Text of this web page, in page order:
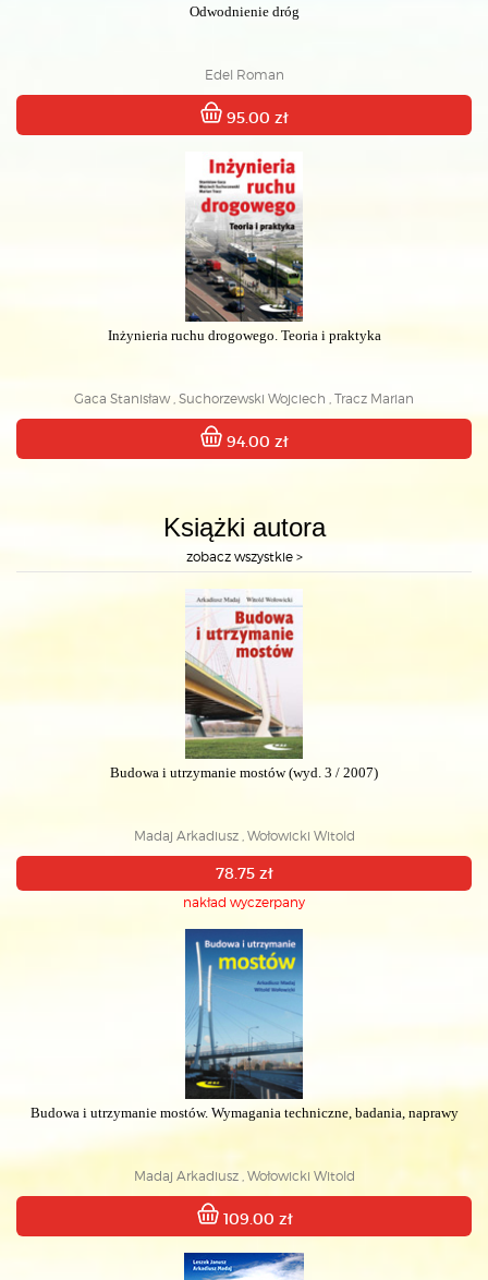
Odwodnienie dróg
Edel Roman
95.00 zł
Inżynieria ruchu drogowego. Teoria i praktyka
Gaca Stanisław , Suchorzewski Wojciech , Tracz Marian
94.00 zł
Książki autora
zobacz wszystkie >
Budowa i utrzymanie mostów (wyd. 3 / 2007)
Madaj Arkadiusz , Wołowicki Witold
78.75 zł
nakład wyczerpany
Budowa i utrzymanie mostów. Wymagania techniczne, badania, naprawy
Madaj Arkadiusz , Wołowicki Witold
109.00 zł